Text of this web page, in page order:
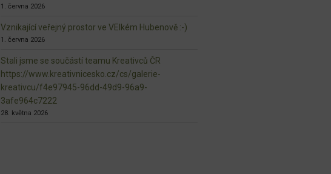
1. června 2026
Vznikající veřejný prostor ve VElkém Hubenově :-)
1. června 2026
Stali jsme se součástí teamu Kreativců ČR
https://www.kreativnicesko.cz/cs/galerie-
kreativcu/f4e97945-96dd-49d9-96a9-
3afe964c7222
28. května 2026